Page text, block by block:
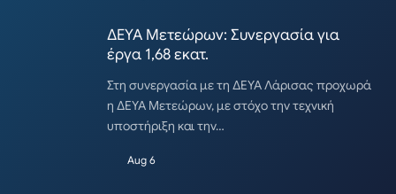
ΔΕΥΑ Μετεώρων: Συνεργασία για
έργα 1,68 εκατ.
Στη συνεργασία με τη ΔΕΥΑ Λάρισας προχωρά
η ΔΕΥΑ Μετεώρων, με στόχο την τεχνική
υποστήριξη και την…
Aug 6